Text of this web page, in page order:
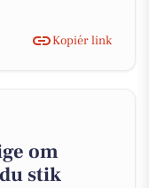
Kopiér link
om
stik